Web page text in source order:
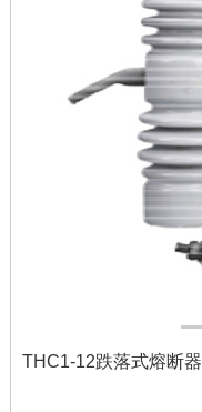
THC1-12跌落式熔断器